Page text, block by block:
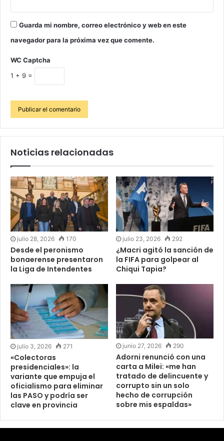
Guarda mi nombre, correo electrónico y web en este
navegador para la próxima vez que comente.
WC Captcha
1 + 9 =
Noticias relacionadas
julio 28, 2026 170
Desde el peronismo
bonaerense presentaron
la Liga de Intendentes
julio 23, 2026 292
¿Macri agitó la sanción de
la FIFA para golpear al
Chiqui Tapia?
julio 3, 2026 271
«Colectoras
presidenciales»: la
variante que empuja el
oficialismo para eliminar
las PASO y podría ser
clave en provincia
junio 27, 2026 290
Adorni renunció con una
carta a Milei: «me han
tratado de delincuente y
corrupto sin un solo
hecho de corrupción
sobre mis espaldas»